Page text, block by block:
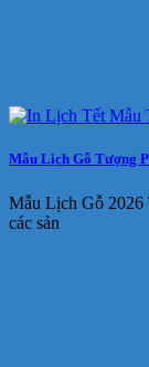
Mẫu Lịch Gỗ Tượng
Mẫu Lịch Gỗ 2026
các sản